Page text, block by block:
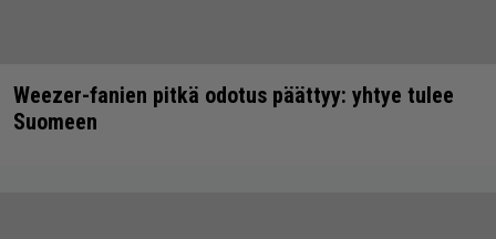
Weezer-fanien pitkä odotus päättyy: yhtye tulee
Suomeen